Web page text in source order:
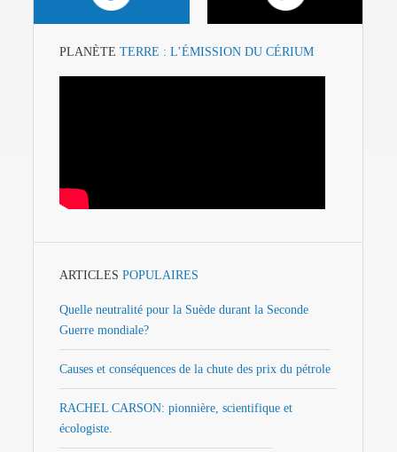
PLANÈTE TERRE : L’ÉMISSION DU CÉRIUM
ARTICLES POPULAIRES
Quelle neutralité pour la Suède durant la Seconde
Guerre mondiale?
Causes et conséquences de la chute des prix du pétrole
RACHEL CARSON: pionnière, scientifique et
écologiste.